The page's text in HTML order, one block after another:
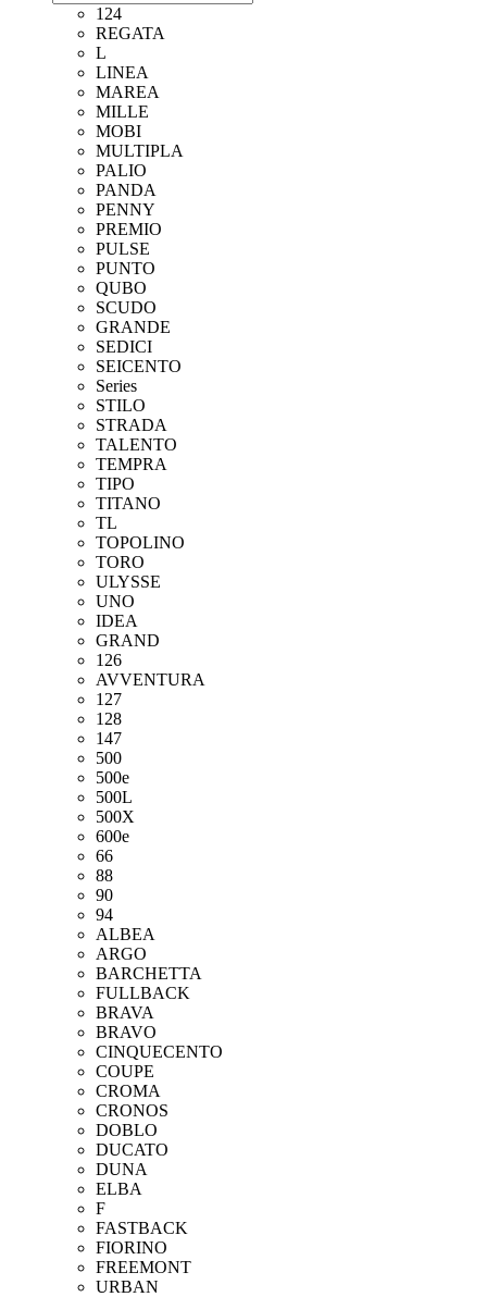
124
REGATA
L
LINEA
MAREA
MILLE
MOBI
MULTIPLA
PALIO
PANDA
PENNY
PREMIO
PULSE
PUNTO
QUBO
SCUDO
GRANDE
SEDICI
SEICENTO
Series
STILO
STRADA
TALENTO
TEMPRA
TIPO
TITANO
TL
TOPOLINO
TORO
ULYSSE
UNO
IDEA
GRAND
126
AVVENTURA
127
128
147
500
500e
500L
500X
600e
66
88
90
94
ALBEA
ARGO
BARCHETTA
FULLBACK
BRAVA
BRAVO
CINQUECENTO
COUPE
CROMA
CRONOS
DOBLO
DUCATO
DUNA
ELBA
F
FASTBACK
FIORINO
FREEMONT
URBAN